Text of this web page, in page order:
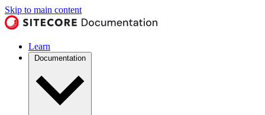
Skip to main content
Learn
Documentation